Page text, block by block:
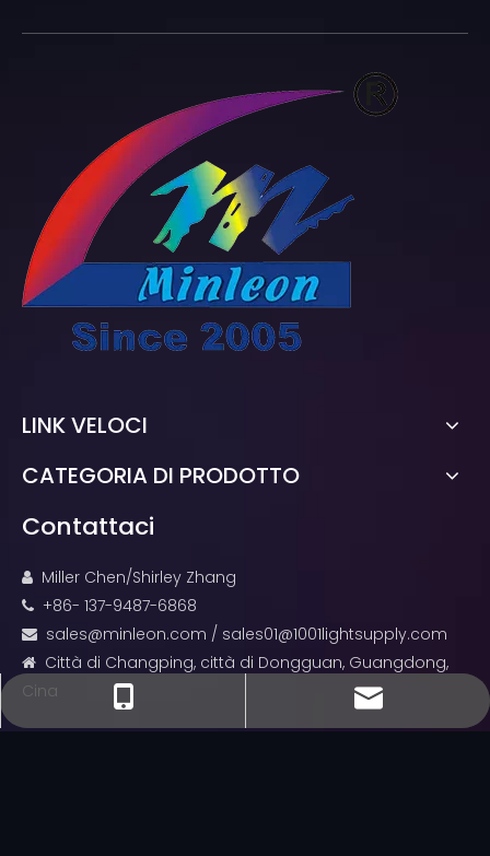
LINK VELOCI
CATEGORIA DI PRODOTTO
Contattaci
 Miller Chen/Shirley Zhang
 +86- 137-9487-6868
 sales@minleon.com / sales01@1001lightsupply.com

Città di Changping, città di Dongguan, Guangdong,
Cina